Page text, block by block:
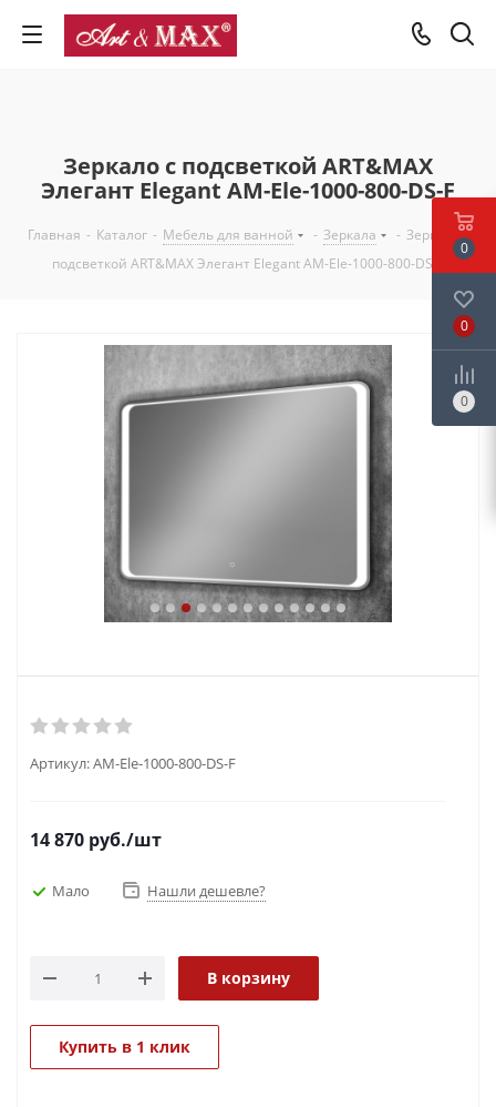
Зеркало с подсветкой ART&MAX
Элегант Elegant AM-Ele-1000-800-DS-F
Главная - Каталог - Мебель для ванной - Зеркала - Зеркало с
подсветкой ART&MAX Элегант Elegant AM-Ele-1000-800-DS-F
Артикул:AM-Ele-1000-800-DS-F
14 870 руб./шт
Мало Нашли дешевле?
В корзину
Купить в 1 клик
0
0
0